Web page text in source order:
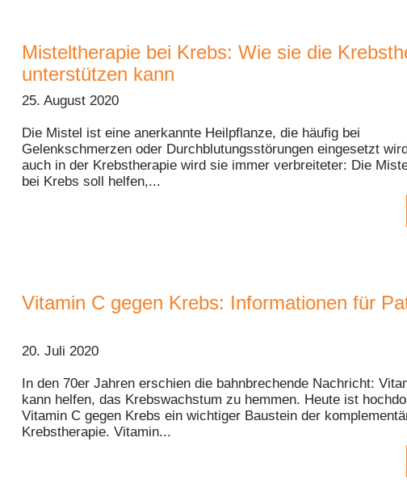
Misteltherapie bei Krebs: Wie sie die
unterstützen kann
25. August 2020
Die Mistel ist eine anerkannte Heilpflanze, die häufig bei
Gelenkschmerzen oder Durchblutungsstörungen eingesetzt
auch in der Krebstherapie wird sie immer verbreiteter: Die
bei Krebs soll helfen,...
Vitamin C gegen Krebs: Informationen für
20. Juli 2020
In den 70er Jahren erschien die bahnbrechende Nachricht:
kann helfen, das Krebswachstum zu hemmen. Heute ist
Vitamin C gegen Krebs ein wichtiger Baustein der
Krebstherapie. Vitamin...